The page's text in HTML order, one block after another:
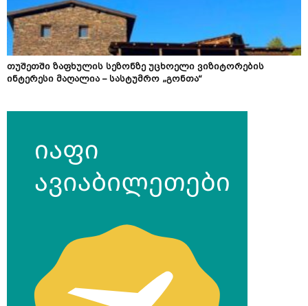
თუშეთში ზაფხულის სეზონზე უცხოელი ვიზიტორების
ინტერესი მაღალია – სასტუმრო „გონთა“